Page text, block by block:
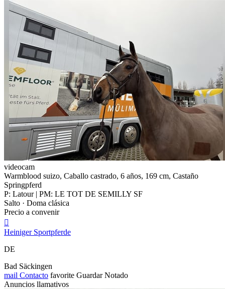
videocam
Warmblood suizo, Caballo castrado, 6 años, 169 cm, Castaño
Springpferd
P: Latour | PM: LE TOT DE SEMILLY SF
Salto · Doma clásica
Precio a convenir

Heiniger Sportpferde
DE
Bad Säckingen
mail Contacto favorite Guardar Notado
Anuncios llamativos